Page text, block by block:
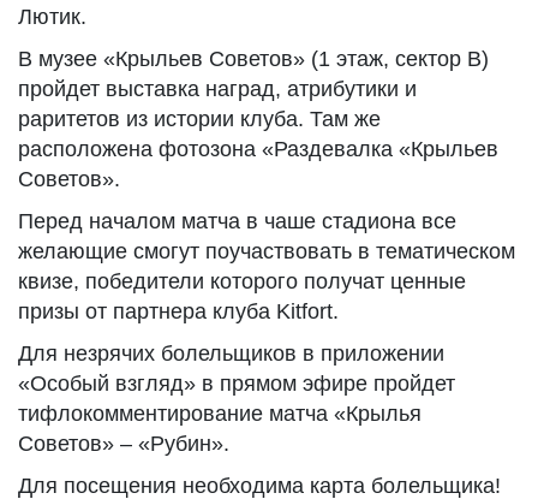
Лютик.
В музее «Крыльев Советов» (1 этаж, сектор В)
пройдет выставка наград, атрибутики и
раритетов из истории клуба. Там же
расположена фотозона «Раздевалка «Крыльев
Советов».
Перед началом матча в чаше стадиона все
желающие смогут поучаствовать в тематическом
квизе, победители которого получат ценные
призы от партнера клуба Kitfort.
Для незрячих болельщиков в приложении
«Особый взгляд» в прямом эфире пройдет
тифлокомментирование матча «Крылья
Советов» – «Рубин».
Для посещения необходима карта болельщика!